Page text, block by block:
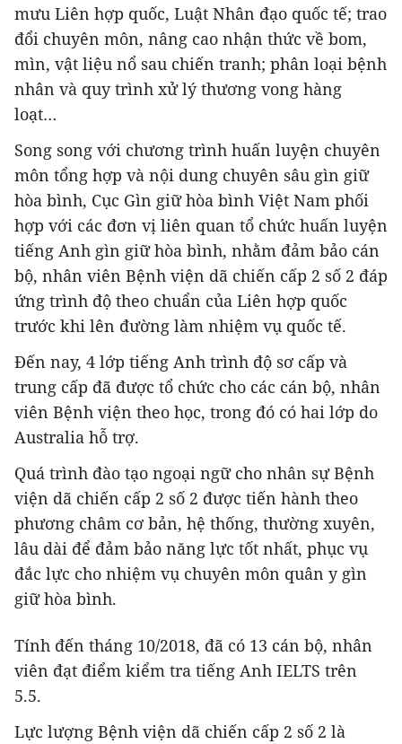
mưu Liên hợp quốc, Luật Nhân đạo quốc tế; trao
đổi chuyên môn, nâng cao nhận thức về bom,
mìn, vật liệu nổ sau chiến tranh; phân loại bệnh
nhân và quy trình xử lý thương vong hàng
loạt…
Song song với chương trình huấn luyện chuyên
môn tổng hợp và nội dung chuyên sâu gìn giữ
hòa bình, Cục Gìn giữ hòa bình Việt Nam phối
hợp với các đơn vị liên quan tổ chức huấn luyện
tiếng Anh gìn giữ hòa bình, nhằm đảm bảo cán
bộ, nhân viên Bệnh viện dã chiến cấp 2 số 2 đáp
ứng trình độ theo chuẩn của Liên hợp quốc
trước khi lên đường làm nhiệm vụ quốc tế.
Đến nay, 4 lớp tiếng Anh trình độ sơ cấp và
trung cấp đã được tổ chức cho các cán bộ, nhân
viên Bệnh viện theo học, trong đó có hai lớp do
Australia hỗ trợ.
Quá trình đào tạo ngoại ngữ cho nhân sự Bệnh
viện dã chiến cấp 2 số 2 được tiến hành theo
phương châm cơ bản, hệ thống, thường xuyên,
lâu dài để đảm bảo năng lực tốt nhất, phục vụ
đắc lực cho nhiệm vụ chuyên môn quân y gìn
giữ hòa bình.
Tính đến tháng 10/2018, đã có 13 cán bộ, nhân
viên đạt điểm kiểm tra tiếng Anh IELTS trên
5.5.
Lực lượng Bệnh viện dã chiến cấp 2 số 2 là